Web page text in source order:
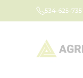
534-625-735